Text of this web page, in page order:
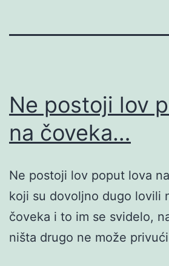
Ne postoji lov
na čoveka…
Ne postoji lov poput lova
koji su dovoljno dugo lovili
čoveka i to im se svidelo,
ništa drugo ne može